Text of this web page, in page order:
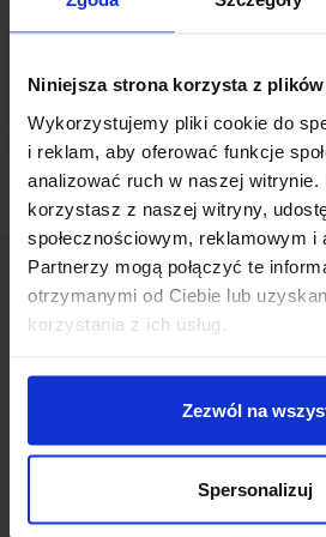
Niniejsza strona korzysta z
Wykorzystujemy pliki cookie do
i reklam, aby oferować funkcje
analizować ruch w naszej
korzystasz z naszej witryny,
społecznościowym, reklamowym i
Partnerzy mogą połączyć te
otrzymanymi od Ciebie lub
korzystania z ich usług.
Zezwól na
Spersonalizuj
CZYTAJ WPIS
5.0
Ocena
8427
z